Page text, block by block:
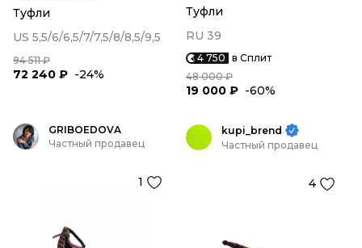
Туфли
US 5,5/6/6,5/7/7,5/8/8,5/9,5
94 511 ₽
72 240 ₽ -24%
Туфли
RU 39
4 750 в Сплит
48 000 ₽
19 000 ₽ -60%
GRIBOEDOVA
Частный продавец
1
kupi_brend
Частный продавец
4